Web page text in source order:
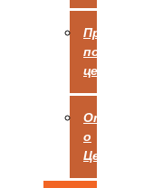
Правила
посещения
центра
Отзывы
о
Центре